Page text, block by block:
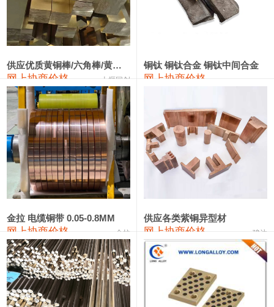
3303#硅 10,300—10,500 10,400
2202#硅 14,100—14,300
金属硅3303#-2202# 10,400—14,200 12,300 0
漆包线 111,970—115,970 113,970
磷铜合金 110,800—117,600 114,200 400
无氧铜丝(硬) 109,710—110,010 109,860
R410A专用紫铜管 113,700—113,700
铸造铝合金锭(A380） 26,300—26,500 26,400 100
铝合金ADC12 24,200—24,400 100
铸造铝合金锭(ZL102) 24,300—24,500 24,400
供应优质黄铜棒/六角棒/黄铜方板
网上协商价格 十堰同创
铜钛 铜钛合金 铜钛中间合金
网上协商价格
金拉 电缆铜带 0.05-0.8MM
网上协商价格 金拉
供应各类紫铜异型材
网上协商价格 骏达